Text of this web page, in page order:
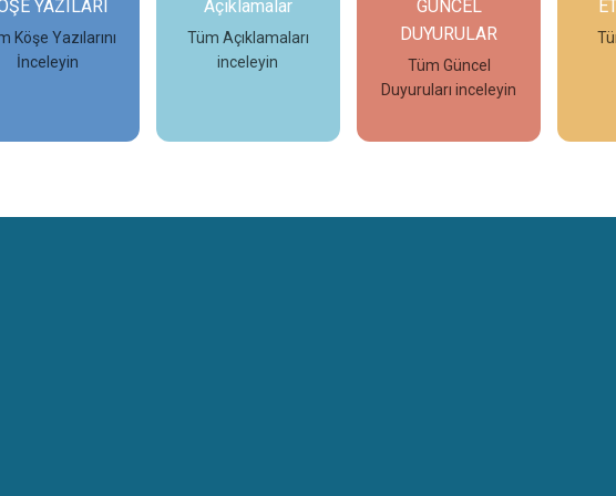
Açıklamalar
Tüm Açıklamaları
inceleyin
GÜNCEL
DUYURULAR
Tüm Güncel
ETKİNLİKLER
Tüm Etkinlikleri
inceleyin
İncele